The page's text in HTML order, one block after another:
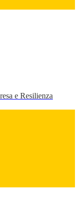
e Resilienza